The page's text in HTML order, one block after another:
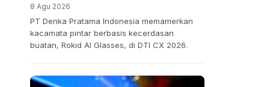
8 Agu 2026
PT Denka Pratama Indonesia memamerkan
kacamata pintar berbasis kecerdasan
buatan, Rokid AI Glasses, di DTI CX 2026.